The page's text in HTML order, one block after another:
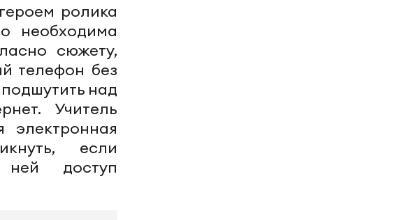
ролика
необходима
сюжету,
телефон без
над
Учитель
электронная
если
доступ